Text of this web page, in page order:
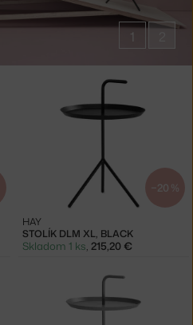
1
−20 %
STOLÍK DLM XL, BLACK
HAY
Skladom 1 ks 215,20 €